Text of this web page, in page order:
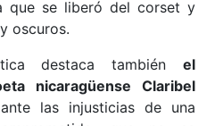
que se liberó del corset y
oscuros.
destaca también el
nicaragüense Claribel
las injusticias de una